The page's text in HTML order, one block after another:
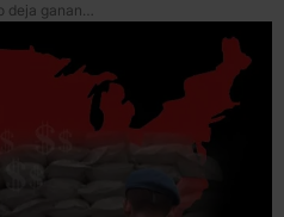
Guerra antinarco en México deja ganancias millonarias a empresas de EU: BBC